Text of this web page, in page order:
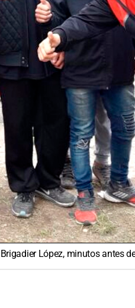
López, minutos antes